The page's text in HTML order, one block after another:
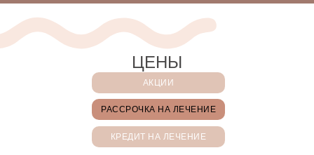
ЦЕНЫ
АКЦИИ
РАССРОЧКА НА ЛЕЧЕНИЕ
КРЕДИТ НА ЛЕЧЕНИЕ